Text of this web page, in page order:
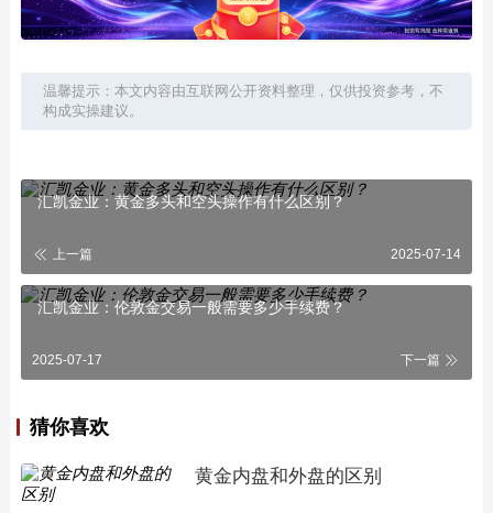
温馨提示：本文内容由互联网公开资料整理，仅供投资参考，不
构成实操建议。
汇凯金业：黄金多头和空头操作有什么区别？
上一篇 2025-07-14
汇凯金业：伦敦金交易一般需要多少手续费？
2025-07-17 下一篇
猜你喜欢
黄金内盘和外盘的区别